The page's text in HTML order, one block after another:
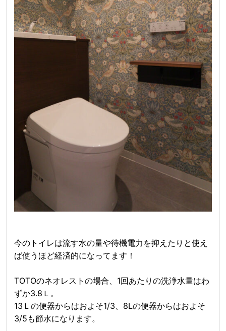
今のトイレは流す水の量や待機電力を抑えたりと使え
ば使うほど経済的になってます！
TOTOのネオレストの場合、1回あたりの洗浄水量はわ
ずか3.8Ｌ。
13Ｌの便器からはおよそ1/3、8Lの便器からはおよそ
3/5も節水になります。